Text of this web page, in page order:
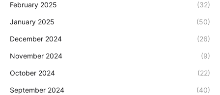
February 2025 (32)
January 2025 (50)
December 2024 (26)
November 2024 (9)
October 2024 (22)
September 2024 (40)